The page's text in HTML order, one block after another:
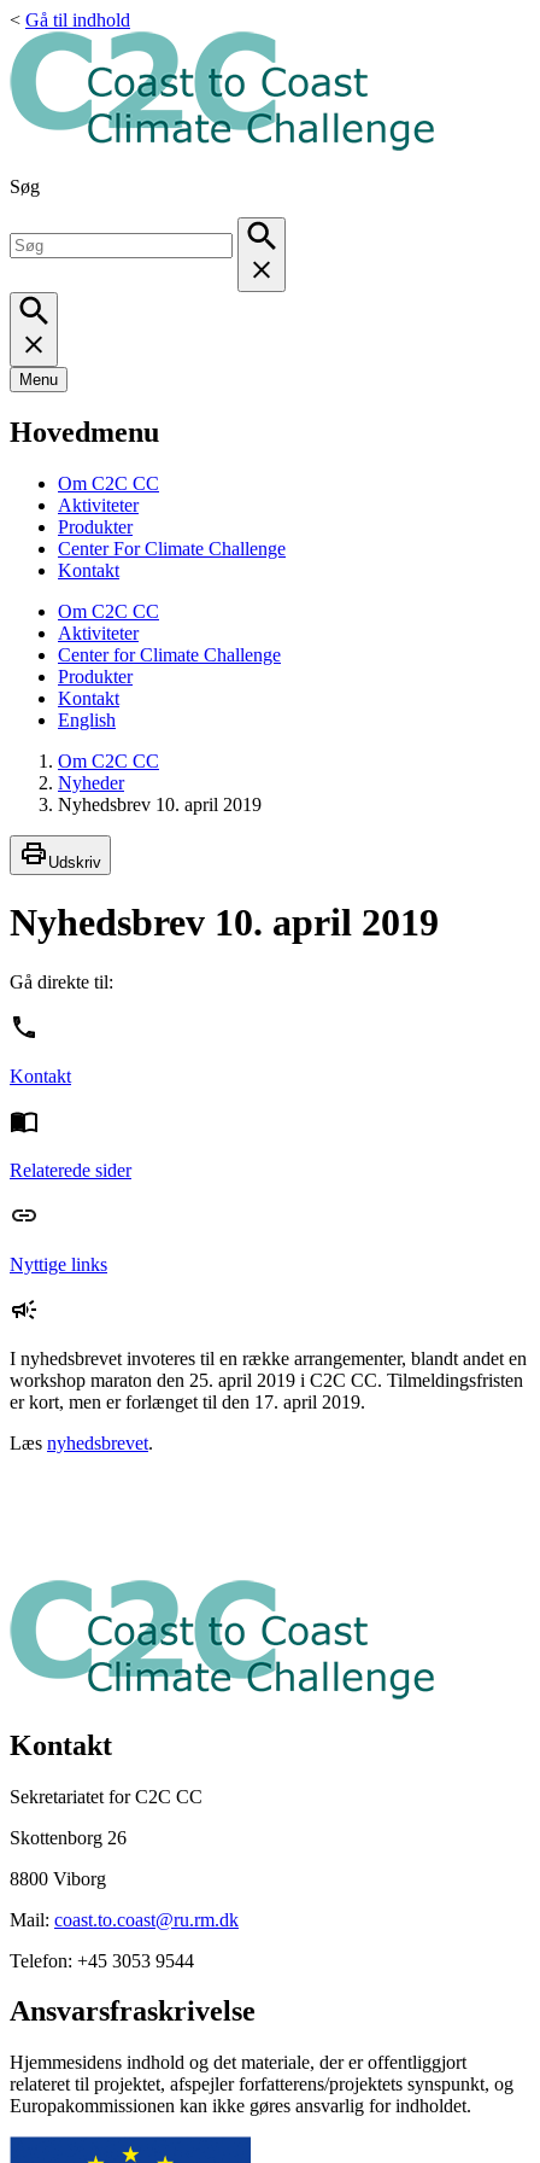
< Gå til indhold
Søg
Menu
Hovedmenu
Om C2C CC
Aktiviteter
Produkter
Center For Climate Challenge
Kontakt
Om C2C CC
Aktiviteter
Center for Climate Challenge
Produkter
Kontakt
English
Om C2C CC
Nyheder
Nyhedsbrev 10. april 2019
Udskriv
Nyhedsbrev 10. april 2019
Gå direkte til:
Kontakt
Relaterede sider
Nyttige links
I nyhedsbrevet invoteres til en række arrangementer, blandt andet en
workshop maraton den 25. april 2019 i C2C CC. Tilmeldingsfristen
er kort, men er forlænget til den 17. april 2019.
Læs nyhedsbrevet.
Kontakt
Sekretariatet for C2C CC
Skottenborg 26
8800 Viborg
Mail: coast.to.coast@ru.rm.dk
Telefon: +45 3053 9544
Ansvarsfraskrivelse
Hjemmesidens indhold og det materiale, der er offentliggjort
relateret til projektet, afspejler forfatterens/projektets synspunkt, og
Europakommissionen kan ikke gøres ansvarlig for indholdet.